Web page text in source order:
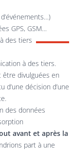
GPS, GSM…
des tiers
à des tiers.
divulguées en
d’une décision d’une
des données
avant et après la
part à une